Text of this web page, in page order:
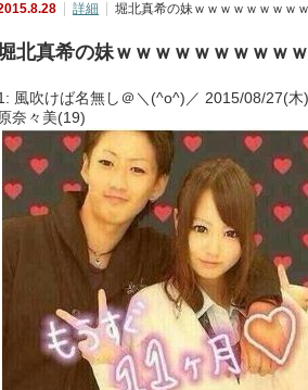
詳細 堀北真希の妹ｗｗｗｗｗｗｗｗ
北真希の妹ｗｗｗｗｗｗｗｗｗ
風吹けば名無し＠＼(^o^)／ 2015/08/27(
原奈々美(19)